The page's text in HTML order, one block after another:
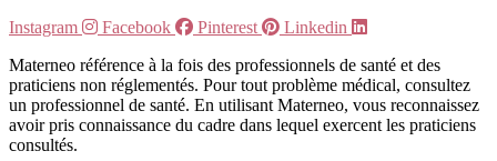
Instagram
Facebook Pinterest
Linkedin
Materneo référence à la fois des professionnels de santé et des
praticiens non réglementés. Pour tout problème médical, consultez
un professionnel de santé. En utilisant Materneo, vous reconnaissez
avoir pris connaissance du cadre dans lequel exercent les praticiens
consultés.